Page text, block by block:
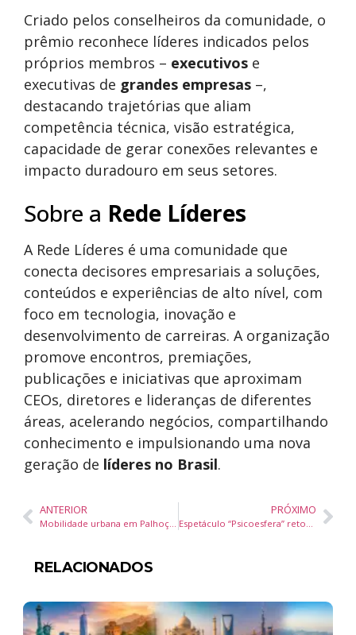
Criado pelos conselheiros da comunidade, o
prêmio reconhece líderes indicados pelos
próprios membros – executivos e
executivas de grandes empresas –,
destacando trajetórias que aliam
competência técnica, visão estratégica,
capacidade de gerar conexões relevantes e
impacto duradouro em seus setores.
Sobre a Rede Líderes
A Rede Líderes é uma comunidade que
conecta decisores empresariais a soluções,
conteúdos e experiências de alto nível, com
foco em tecnologia, inovação e
desenvolvimento de carreiras. A organização
promove encontros, premiações,
publicações e iniciativas que aproximam
CEOs, diretores e lideranças de diferentes
áreas, acelerando negócios, compartilhando
conhecimento e impulsionando uma nova
geração de líderes no Brasil.
ANTERIOR
Mobilidade urbana em Palhoça recebe importante inovação
PRÓXIMO
Espetáculo “Psicoesfera” retorna a Itajaí com sessões gratuitas e acessibilidade em LIBRAS, refletindo a saúde mental na sociedade contemporânea
RELACIONADOS